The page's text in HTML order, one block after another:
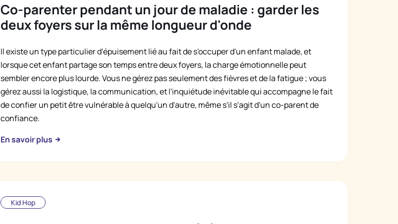
Co-parenter pendant un jour de maladie : garder les
deux foyers sur la même longueur d'onde
Il existe un type particulier d'épuisement lié au fait de s'occuper d'un enfant malade, et
lorsque cet enfant partage son temps entre deux foyers, la charge émotionnelle peut
sembler encore plus lourde. Vous ne gérez pas seulement des fièvres et de la fatigue ; vous
gérez aussi la logistique, la communication, et l'inquiétude inévitable qui accompagne le fait
de confier un petit être vulnérable à quelqu'un d'autre, même s'il s'agit d'un co-parent de
confiance.
En savoir plus
Kid Hop